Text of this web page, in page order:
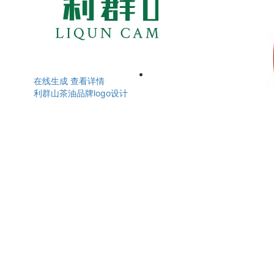
在线生成 查看详情
利群山茶油品牌logo设计